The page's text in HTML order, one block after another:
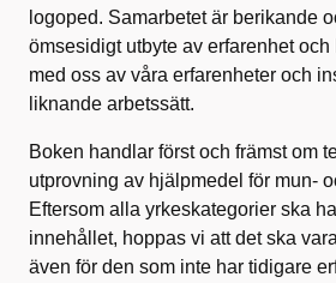
logoped. Samarbetet är berikande
ömsesidigt utbyte av erfarenhet
med oss av våra erfarenheter och
liknande arbetssätt.
Boken handlar först och främst om
utprovning av hjälpmedel för mun-
Eftersom alla yrkeskategorier ska
innehållet, hoppas vi att det ska
även för den som inte har tidigare